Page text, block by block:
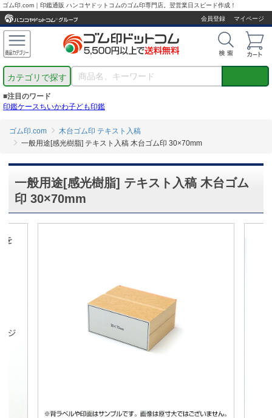
ゴム印.com｜印鑑通販 ハンコヤドットコムのゴム印専門店。翌営業日スピード作成！
会員登録
マイページ
カテゴリで探す
■注目のワード
印鑑ケースちいかわ子ども印鑑
ゴム印.com
木台ゴム印 テキスト入稿
一般用途[感光樹脂] テキスト入稿 木台ゴム印 30×70mm
一般用途[感光樹脂] テキスト入稿 木台ゴム
印 30×70mm